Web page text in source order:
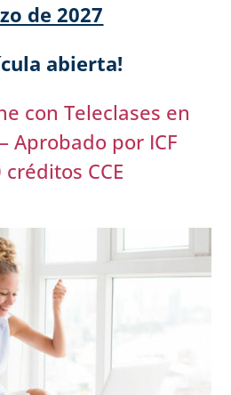
de 2027
abierta!
con Teleclases en
Aprobado por ICF
CCE